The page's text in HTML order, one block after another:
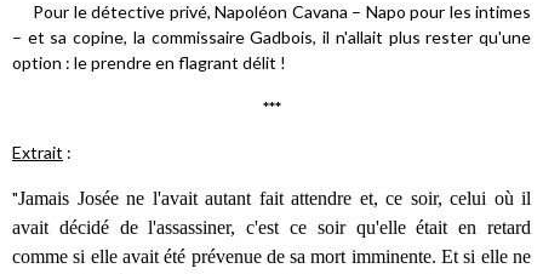
Pour le détective privé, Napoléon Cavana – Napo pour les intimes
– et sa copine, la commissaire Gadbois, il n'allait plus rester qu'une
option : le prendre en flagrant délit !
***
Extrait :
"Jamais Josée ne l'avait autant fait attendre et, ce soir, celui où il
avait décidé de l'assassiner, c'est ce soir qu'elle était en retard
comme si elle avait été prévenue de sa mort imminente. Et si elle ne